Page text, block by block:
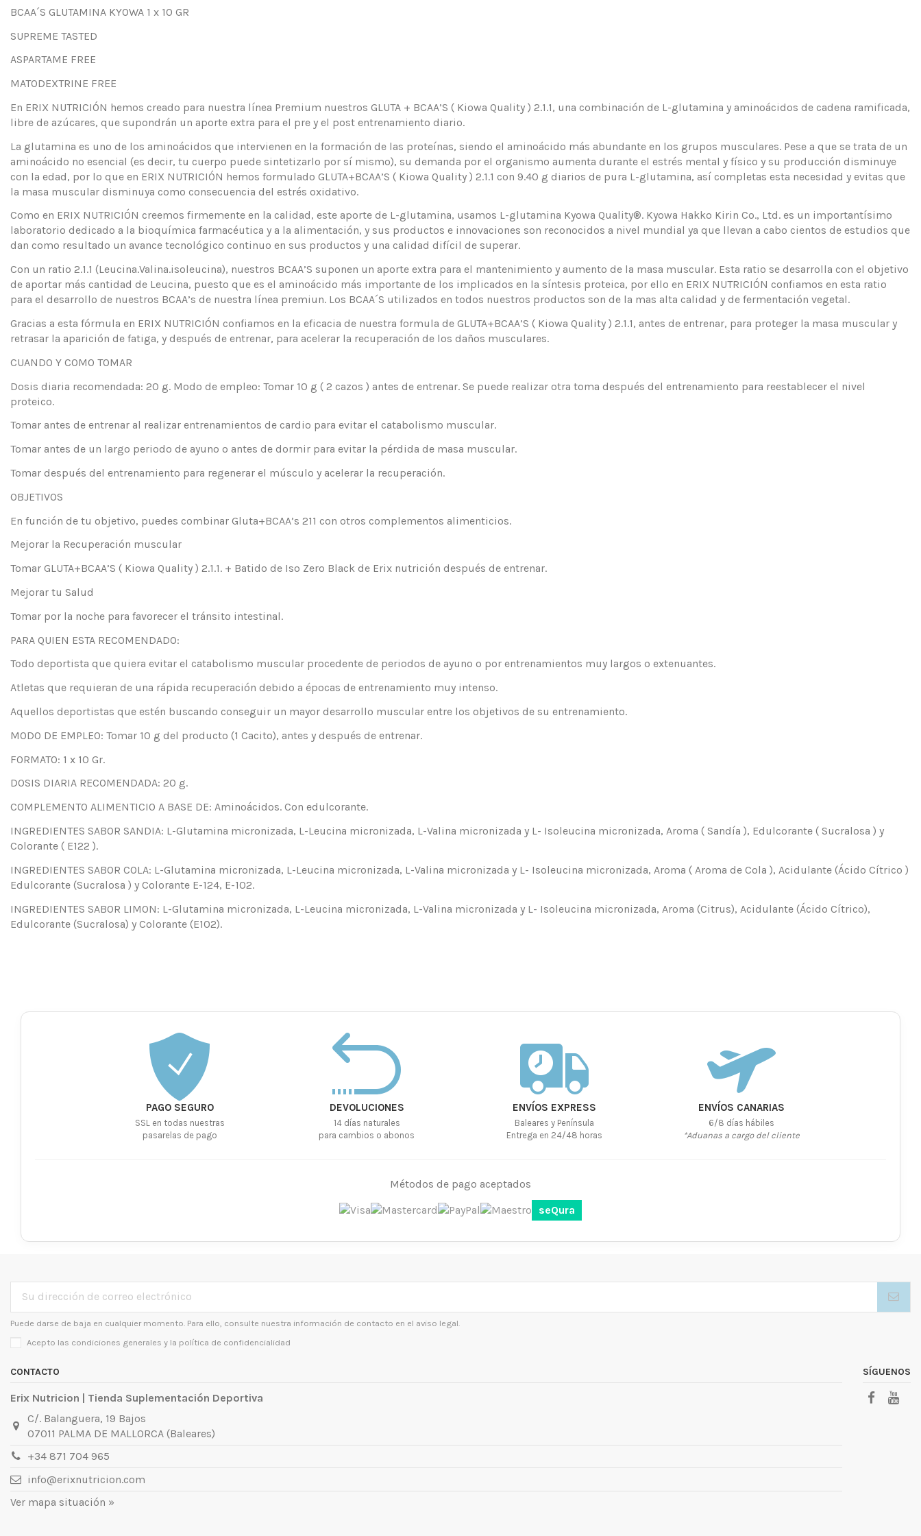
BCAA´S GLUTAMINA KYOWA 1 x 10 GR
SUPREME TASTED
ASPARTAME FREE
MATODEXTRINE FREE
En ERIX NUTRICIÓN hemos creado para nuestra línea Premium nuestros GLUTA + BCAA’S ( Kiowa Quality ) 2.1.1, una combinación de L-glutamina y aminoácidos de cadena ramificada,
libre de azúcares, que supondrán un aporte extra para el pre y el post entrenamiento diario.
La glutamina es uno de los aminoácidos que intervienen en la formación de las proteínas, siendo el aminoácido más abundante en los grupos musculares. Pese a que se trata de un
aminoácido no esencial (es decir, tu cuerpo puede sintetizarlo por sí mismo), su demanda por el organismo aumenta durante el estrés mental y físico y su producción disminuye
con la edad, por lo que en ERIX NUTRICIÓN hemos formulado GLUTA+BCAA’S ( Kiowa Quality ) 2.1.1 con 9.40 g diarios de pura L-glutamina, así completas esta necesidad y evitas que
la masa muscular disminuya como consecuencia del estrés oxidativo.
Como en ERIX NUTRICIÓN creemos firmemente en la calidad, este aporte de L-glutamina, usamos L-glutamina Kyowa Quality®. Kyowa Hakko Kirin Co., Ltd. es un importantísimo
laboratorio dedicado a la bioquímica farmacéutica y a la alimentación, y sus productos e innovaciones son reconocidos a nivel mundial ya que llevan a cabo cientos de estudios que
dan como resultado un avance tecnológico continuo en sus productos y una calidad difícil de superar.
Con un ratio 2.1.1 (Leucina.Valina.isoleucina), nuestros BCAA’S suponen un aporte extra para el mantenimiento y aumento de la masa muscular. Esta ratio se desarrolla con el objetivo
de aportar más cantidad de Leucina, puesto que es el aminoácido más importante de los implicados en la síntesis proteica, por ello en ERIX NUTRICIÓN confiamos en esta ratio
para el desarrollo de nuestros BCAA’s de nuestra línea premiun. Los BCAA´S utilizados en todos nuestros productos son de la mas alta calidad y de fermentación vegetal.
Gracias a esta fórmula en ERIX NUTRICIÓN confiamos en la eficacia de nuestra formula de GLUTA+BCAA’S ( Kiowa Quality ) 2.1.1, antes de entrenar, para proteger la masa muscular y
retrasar la aparición de fatiga, y después de entrenar, para acelerar la recuperación de los daños musculares.
CUANDO Y COMO TOMAR
Dosis diaria recomendada: 20 g. Modo de empleo: Tomar 10 g ( 2 cazos ) antes de entrenar. Se puede realizar otra toma después del entrenamiento para reestablecer el nivel
proteico.
Tomar antes de entrenar al realizar entrenamientos de cardio para evitar el catabolismo muscular.
Tomar antes de un largo periodo de ayuno o antes de dormir para evitar la pérdida de masa muscular.
Tomar después del entrenamiento para regenerar el músculo y acelerar la recuperación.
OBJETIVOS
En función de tu objetivo, puedes combinar Gluta+BCAA’s 211 con otros complementos alimenticios.
Mejorar la Recuperación muscular
Tomar GLUTA+BCAA’S ( Kiowa Quality ) 2.1.1. + Batido de Iso Zero Black de Erix nutrición después de entrenar.
Mejorar tu Salud
Tomar por la noche para favorecer el tránsito intestinal.
PARA QUIEN ESTA RECOMENDADO:
Todo deportista que quiera evitar el catabolismo muscular procedente de periodos de ayuno o por entrenamientos muy largos o extenuantes.
Atletas que requieran de una rápida recuperación debido a épocas de entrenamiento muy intenso.
Aquellos deportistas que estén buscando conseguir un mayor desarrollo muscular entre los objetivos de su entrenamiento.
MODO DE EMPLEO: Tomar 10 g del producto (1 Cacito), antes y después de entrenar.
FORMATO: 1 x 10 Gr.
DOSIS DIARIA RECOMENDADA: 20 g.
COMPLEMENTO ALIMENTICIO A BASE DE: Aminoácidos. Con edulcorante.
INGREDIENTES SABOR SANDIA: L-Glutamina micronizada, L-Leucina micronizada, L-Valina micronizada y L- Isoleucina micronizada, Aroma ( Sandía ), Edulcorante ( Sucralosa ) y
Colorante ( E122 ).
INGREDIENTES SABOR COLA: L-Glutamina micronizada, L-Leucina micronizada, L-Valina micronizada y L- Isoleucina micronizada, Aroma ( Aroma de Cola ), Acidulante (Ácido Cítrico )
Edulcorante (Sucralosa ) y Colorante E-124, E-102.
INGREDIENTES SABOR LIMON: L-Glutamina micronizada, L-Leucina micronizada, L-Valina micronizada y L- Isoleucina micronizada, Aroma (Citrus), Acidulante (Ácido Cítrico),
Edulcorante (Sucralosa) y Colorante (E102).
PAGO SEGURO
SSL en todas nuestras
pasarelas de pago
DEVOLUCIONES
14 días naturales
para cambios o abonos
ENVÍOS EXPRESS
Baleares y Península
Entrega en 24/48 horas
ENVÍOS CANARIAS
6/8 días hábiles
*Aduanas a cargo del cliente
Métodos de pago aceptados
seQura
Puede darse de baja en cualquier momento. Para ello, consulte nuestra información de contacto en el aviso legal.
Acepto las condiciones generales y la política de confidencialidad
CONTACTO
Erix Nutricion | Tienda Suplementación Deportiva
C/. Balanguera, 19 Bajos
07011 PALMA DE MALLORCA (Baleares)
+34 871 704 965
info@erixnutricion.com
Ver mapa situación »
SÍGUENOS